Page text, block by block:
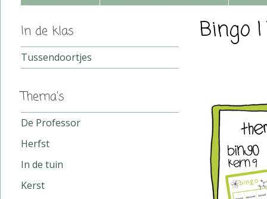
Bingo |
In de klas
Tussendoortjes
Thema's
De Professor
Herfst
In de tuin
Kerst